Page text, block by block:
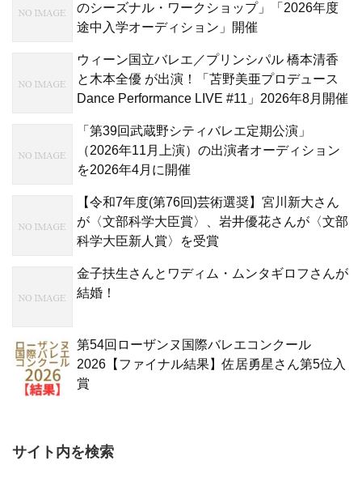
のシーズナル・ワークショップ」「2026年度
途中入学オーディション」開催
ウィーン国立バレエ／プリンシパル 橋本清香
と木本全優 が出演！「苫野美亜プロデュース
Dance Performance LIVE #11」2026年8月開催
「第39回武蔵野シティバレエ定期公演」
（2026年11月上演）の出演者オーディション
を2026年4月に開催
【令和7年度(第76回)芸術選奨】宮川新大さん
が〈文部科学大臣賞〉、岩井優花さんが〈文部
科学大臣新人賞〉を受賞
金子扶生さんとワディム・ムンタギロフさんが
結婚！
第54回ローザンヌ国際バレエコンクール
2026【ファイナル結果】佐居勇星さん第5位入
賞
サイト内を検索